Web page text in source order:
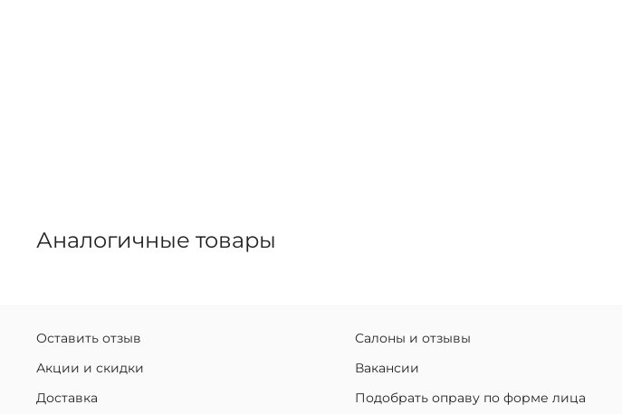
Аналогичные товары
Оставить отзыв
Акции и скидки
Доставка
Салоны и отзывы
Вакансии
Подобрать оправу по форме лица